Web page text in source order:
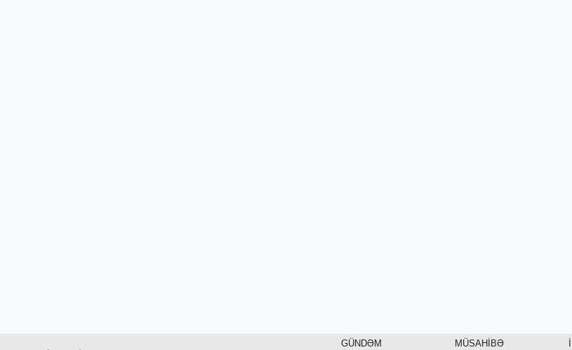
GÜNDƏM MÜSAHİBƏ